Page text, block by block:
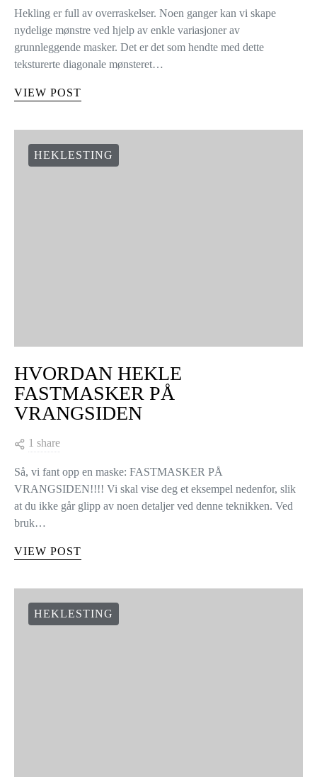
Hekling er full av overraskelser. Noen ganger kan vi skape
nydelige mønstre ved hjelp av enkle variasjoner av
grunnleggende masker. Det er det som hendte med dette
teksturerte diagonale mønsteret…
VIEW POST
HEKLESTING
HVORDAN HEKLE
FASTMASKER PÅ
VRANGSIDEN
1 share
Så, vi fant opp en maske: FASTMASKER PÅ
VRANGSIDEN!!!! Vi skal vise deg et eksempel nedenfor, slik
at du ikke går glipp av noen detaljer ved denne teknikken. Ved
bruk…
VIEW POST
HEKLESTING